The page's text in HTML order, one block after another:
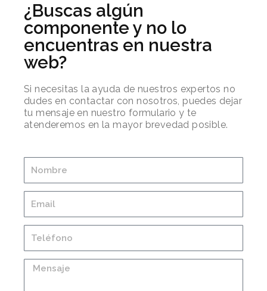
¿Buscas algún
componente y no lo
encuentras en nuestra
web?
Si necesitas la ayuda de nuestros expertos no
dudes en contactar con nosotros, puedes dejar
tu mensaje en nuestro formulario y te
atenderemos en la mayor brevedad posible.